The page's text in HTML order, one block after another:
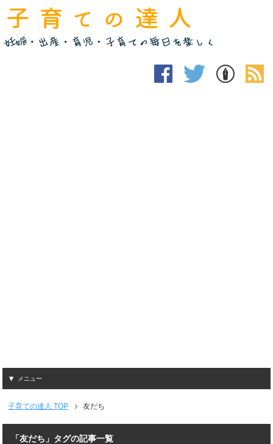
メニュー
子育ての達人 TOP 友だち
「友だち」タグの記事一覧